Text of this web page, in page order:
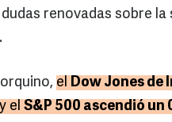
renovadas sobre
el Dow Jones de
el S&P 500 ascendió un